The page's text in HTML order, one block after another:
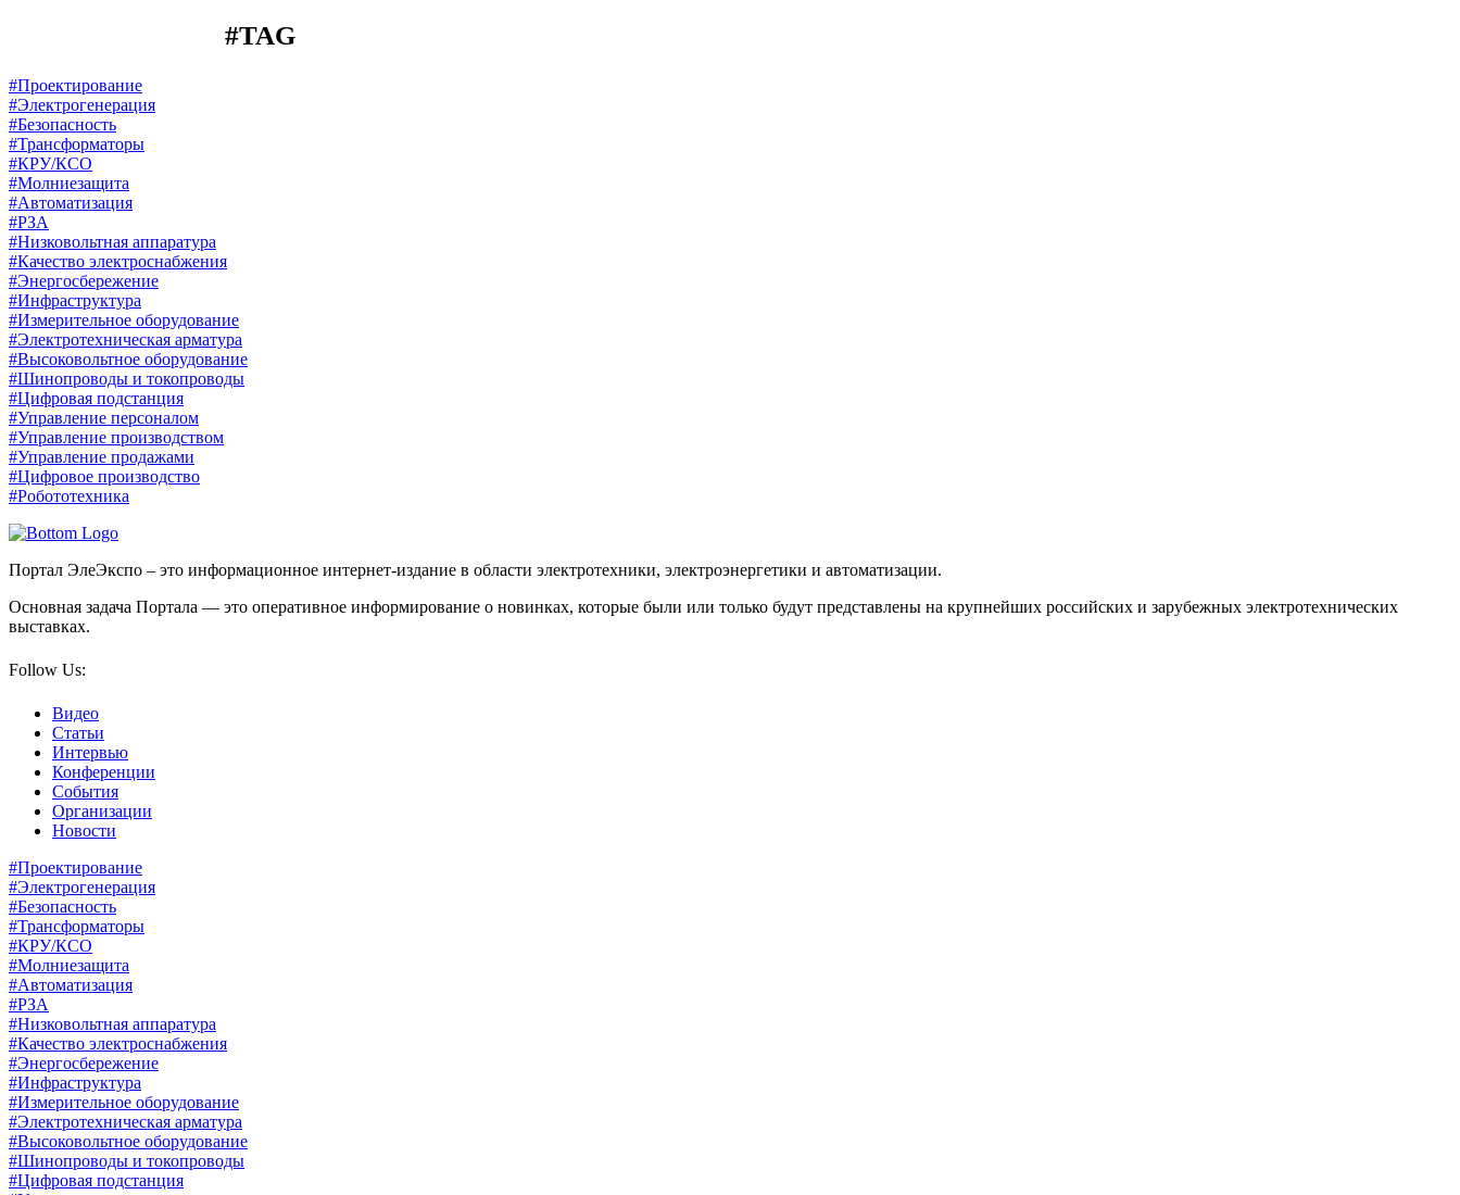
#TAG
#Проектирование
#Электрогенерация
#Безопасность
#Трансформаторы
#КРУ/КСО
#Молниезащита
#Автоматизация
#РЗА
#Низковольтная аппаратура
#Качество электроснабжения
#Энергосбережение
#Инфраструктура
#Измерительное оборудование
#Электротехническая арматура
#Высоковольтное оборудование
#Шинопроводы и токопроводы
#Цифровая подстанция
#Управление персоналом
#Управление производством
#Управление продажами
#Цифровое производство
#Робототехника
Портал ЭлеЭкспо – это информационное интернет-издание в области электротехники, электроэнергетики и автоматизации.
Основная задача Портала — это оперативное информирование о новинках, которые были или только будут представлены на крупнейших российских и зарубежных электротехнических
выставках.
Follow Us:
Видео
Статьи
Интервью
Конференции
События
Организации
Новости
#Проектирование
#Электрогенерация
#Безопасность
#Трансформаторы
#КРУ/КСО
#Молниезащита
#Автоматизация
#РЗА
#Низковольтная аппаратура
#Качество электроснабжения
#Энергосбережение
#Инфраструктура
#Измерительное оборудование
#Электротехническая арматура
#Высоковольтное оборудование
#Шинопроводы и токопроводы
#Цифровая подстанция